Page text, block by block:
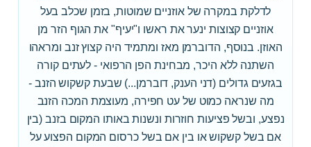
לדלקת במקרה של אוזניים שמוטות, בזמן שכלב בעל
אוזניים קצוצות ינער את ראשו ו"יעיף" את הגוף הזר מן
האוזן. בנוסף, הדוברמן מאז ומתמיד היה קצוץ זנב ומראהו
השתנה ללא היכר, מבחינת הפן הרפואי - לעתים קורה
בגזעים גדולים (דני הענק, דוברמן...) שבעת קשקוש הזנב -
מה שנראה כמוט של עט חפירה, מעוצמת המכה הזנב
נפצע, ובשל פציעות חוזרות ונשנות באותו המקום בזנב (בין
אם בשל קשקוש או בין אם בשל כרסום המקום הפצוע על